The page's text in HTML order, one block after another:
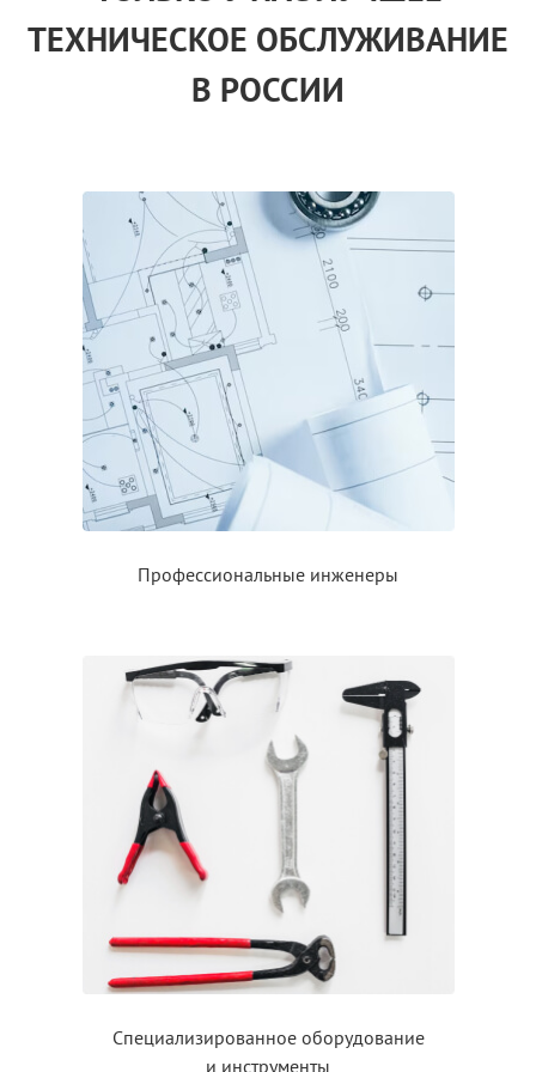
ТЕХНИЧЕСКОЕ ОБСЛУЖИВАНИЕ
В РОССИИ
Профессиональные инженеры
Специализированное оборудование
и инструменты